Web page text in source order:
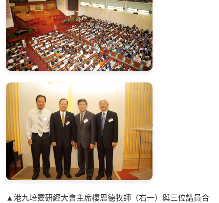
▲港九培靈研經大會主席樓恩德牧師（右一）與三位講員合